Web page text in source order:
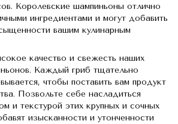
Королевские шампиньоны отлично
ингредиентами и могут добавить
вашим кулинарным
качество и свежесть наших
Каждый гриб тщательно
чтобы поставить вам продукт
Позвольте себе насладиться
и текстурой этих крупных и сочных
изысканности и утонченности